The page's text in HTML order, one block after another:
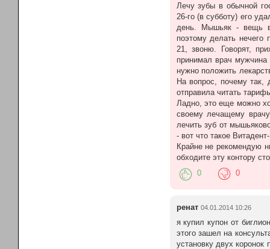
Лечу зубы в обычной
26-го (в субботу) его
день. Мышьяк - вещь
поэтому делать
21, звоню. Говорят,
принимал врач
нужно положить
На вопрос, почему так,
отправила читать
Ладно, это еще можно
своему лечащему
лечить зуб от
- вот что такое
Крайне не рекомендую
обходите эту контору
0
0
ренат 04.01.2014 10:26
я купил купон от
этого зашел на
установку двух